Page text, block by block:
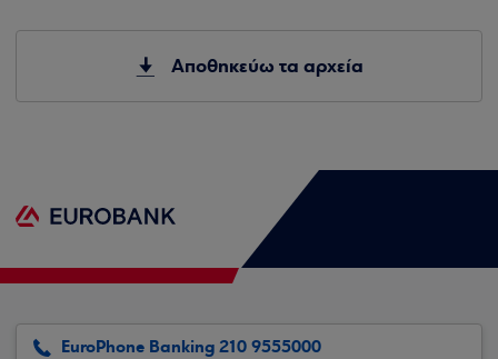
Αποθηκεύω τα αρχεία
EuroPhone Banking 210 9555000